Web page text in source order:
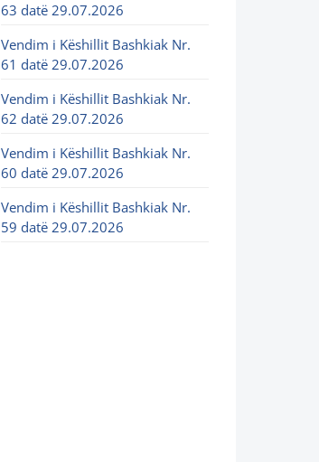
63 datë 29.07.2026
Vendim i Këshillit Bashkiak Nr.
61 datë 29.07.2026
Vendim i Këshillit Bashkiak Nr.
62 datë 29.07.2026
Vendim i Këshillit Bashkiak Nr.
60 datë 29.07.2026
Vendim i Këshillit Bashkiak Nr.
59 datë 29.07.2026